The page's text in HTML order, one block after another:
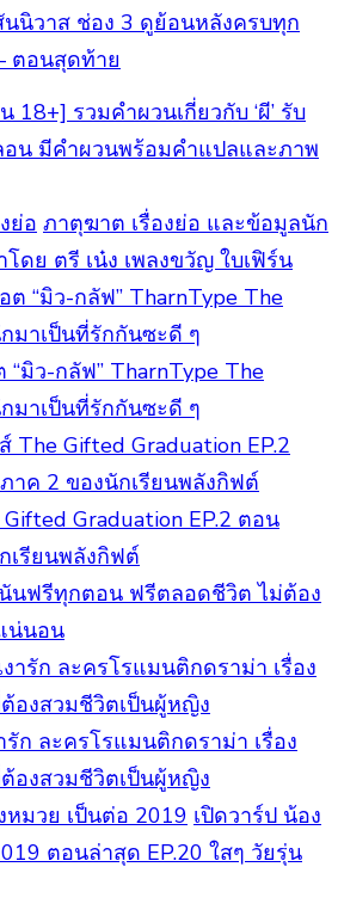
นนิวาส ช่อง 3 ดูย้อนหลังครบทุก
ตอนสุดท้าย
18+] รวมคำผวนเกี่ยวกับ ‘ผี’ รับ
น มีคำผวนพร้อมคำแปลและภาพ
ภาตุฆาต เรื่องย่อ และข้อมูลนัก
ดย ตรี เน๋ง เพลงขวัญ ใบเฟิร์น
มิว-กลัฟ” TharnType The
มาเป็นที่รักกันซะดี ๆ
Graduation EP.2 ตอน
เรียนพลังกิฟต์
นฟรีทุกตอน ฟรีตลอดชีวิต ไม่ต้อง
น่นอน
รัก ละครโรแมนติกดราม่า เรื่อง
องสวมชีวิตเป็นผู้หญิง
เปิดวาร์ป น้อง
ตอนล่าสุด EP.20 ใสๆ วัยรุ่น